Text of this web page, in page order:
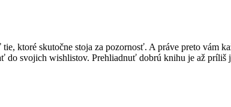
ktoré skutočne stoja za pozornosť. A práve preto vám
do svojich wishlistov. Prehliadnuť dobrú knihu je až príliš